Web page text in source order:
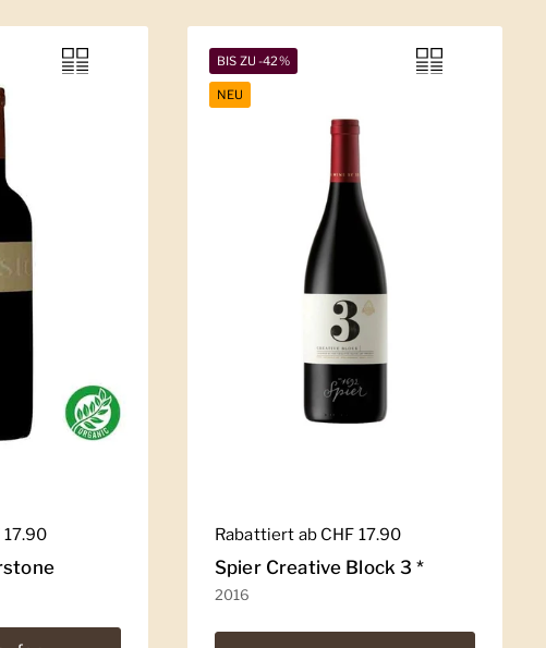
17.90 Regulärer Preis
Rabattiert ab CHF 17.90
Spier Creative Block 3 *
2016
BIS ZU -42%
NEU